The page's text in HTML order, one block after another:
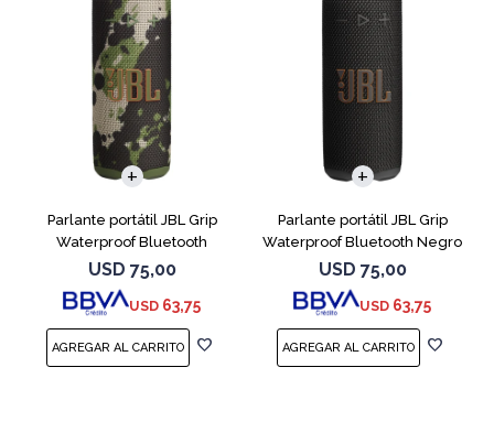
Parlante portátil JBL Grip
Waterproof Bluetooth
Camuflado
USD 75,00
USD 63,75
Parlante portátil JBL Grip
Waterproof Bluetooth Negro
USD 75,00
USD 63,75